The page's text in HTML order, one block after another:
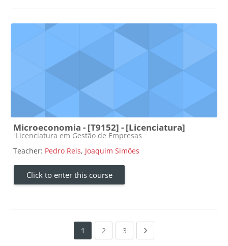
Microeconomia - [T9152] - [Licenciatura]
Course category
Licenciatura em Gestão de Empresas
Teacher: Pedro Reis, Joaquim Simões
Click to enter this course
1 2(current)
3(current)